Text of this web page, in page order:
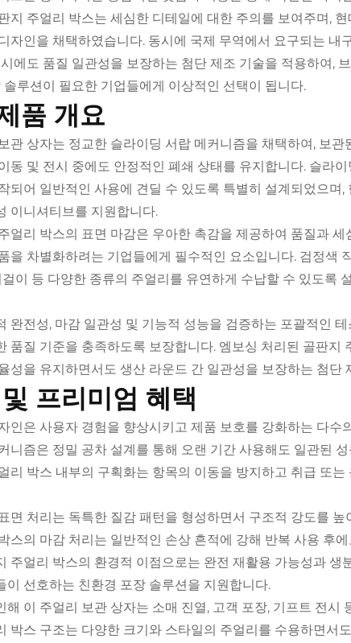
지 주얼리 박스는 세심한 디테일에 대한 주의를 보여주며,
자인을 채택하였습니다. 동시에 국제 무역에서 요구되는 내
에도 품질 일관성을 보장하는 첨단 제조 기술을 적용하여,
루션이 필요한 기업들에게 이상적인 선택이 됩니다.
품 개요
관 상자는 정교한 슬라이딩 서랍 메커니즘을 채택하여, 보
동 및 전시 중에도 안정적인 폐쇄 상태를 유지합니다. 슬라
되어 일반적인 사용에 견딜 수 있도록 특별히 설계되었으며
이니셔티브를 지원합니다.
얼리 박스의 표면 마감은 우아한 촉감을 제공하여 품질과
을 차별화하려는 기업들에게 필수적인 요소입니다. 검정색
걸이 등 다양한 종류의 주얼리를 유연하게 수납할 수 있도록
완전성, 마감 일관성 및 기능적 성능을 검증하는 포괄적인
품질 기준을 충족하도록 보장합니다. 엠보싱 처리된 골판지
성을 유지하면서도 생산 라운드 간 일관성을 보장하는 첨단
프리미엄 혜택
인은 사용자 경험을 향상시키고 제품 보호를 강화하는 다수
니즘은 정밀 공차 설계를 통해 오랜 기간 사용해도 일관된
리 박스 내부의 구획화는 항목의 이동을 방지하고 취급 또
면 처리는 독특한 질감 패턴을 형성하면서 구조적 강도를
스의 마감 처리는 일반적인 손상 흔적에 강해 반복 사용 후
주얼리 박스의 환경적 이점으로는 완전 재활용 가능성과 생
이 선호하는 친환경 포장 솔루션을 지원합니다.
해 이 주얼리 보관 상자는 소매 진열, 고객 포장, 기프트 전시
박스 구조는 다양한 크기와 스타일의 주얼리를 수용하면서